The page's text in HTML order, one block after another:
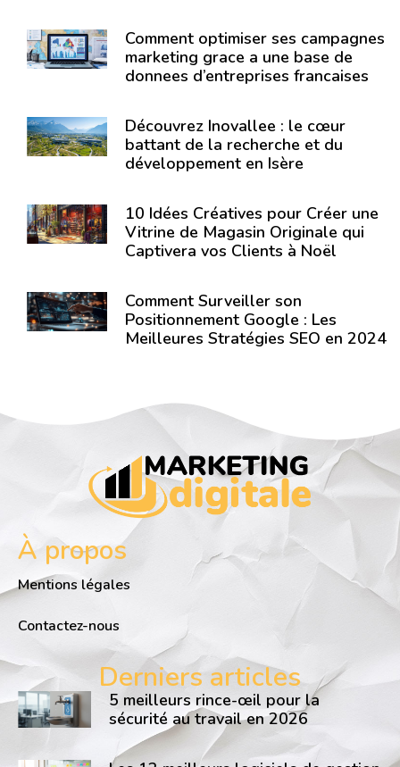
Comment optimiser ses campagnes
marketing grace a une base de
donnees d’entreprises francaises
Découvrez Inovallee : le cœur
battant de la recherche et du
développement en Isère
10 Idées Créatives pour Créer une
Vitrine de Magasin Originale qui
Captivera vos Clients à Noël
Comment Surveiller son
Positionnement Google : Les
Meilleures Stratégies SEO en 2024
À propos
Mentions légales
Contactez-nous
Derniers articles
5 meilleurs rince-œil pour la
sécurité au travail en 2026